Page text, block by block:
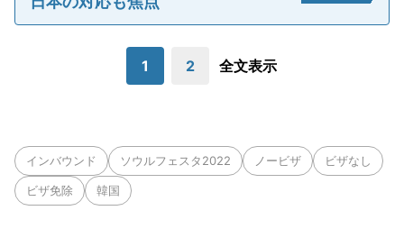
1 2 全文表示
インバウンド ソウルフェスタ2022 ノービザ ビザなし
ビザ免除 韓国